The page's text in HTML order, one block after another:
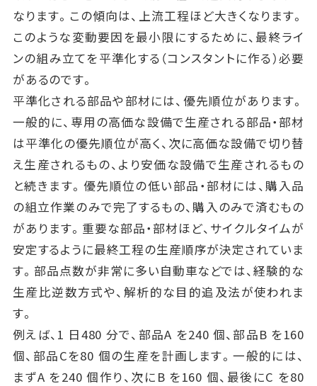
なります。この傾向は、上流工程ほど大きくなります。
このような変動要因を最小限にするために、最終ライ
ンの組み立てを平準化する（コンスタントに作る）必要
があるのです。
平準化される部品や部材には、優先順位があります。
一般的に、専用の高価な設備で生産される部品・部材
は平準化の優先順位が高く、次に高価な設備で切り替
え生産されるもの、より安価な設備で生産されるもの
と続きます。優先順位の低い部品・部材には、購入品
の組立作業のみで完了するもの、購入のみで済むもの
があります。重要な部品・部材ほど、サイクルタイムが
安定するように最終工程の生産順序が決定されていま
す。部品点数が非常に多い自動車などでは、経験的な
生産比逆数方式や、解析的な目的追及法が使われま
す。
例えば、1 日480 分で、部品A を240 個、部品B を160
個、部品Cを80 個の生産を計画します。一般的には、
まずA を240 個作り、次にB を160 個、最後にC を80